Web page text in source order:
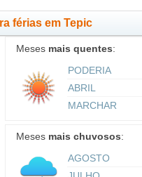
férias em Tepic
Meses mais quentes:
PODERIA
ABRIL
MARCHAR
Meses mais chuvosos:
AGOSTO